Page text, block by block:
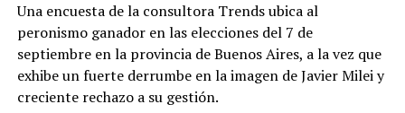
Una encuesta de la consultora Trends ubica al
peronismo ganador en las elecciones del 7 de
septiembre en la provincia de Buenos Aires, a la vez que
exhibe un fuerte derrumbe en la imagen de Javier Milei y
creciente rechazo a su gestión.